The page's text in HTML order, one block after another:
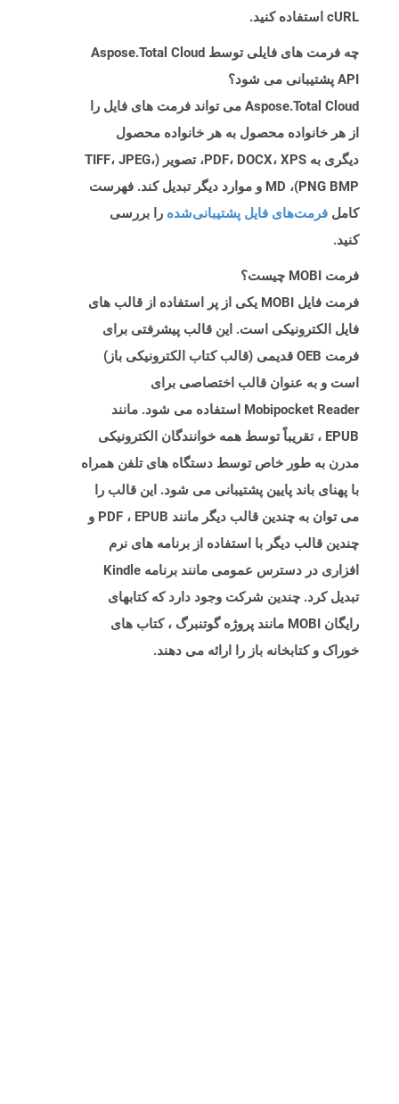
cURL استفاده کنید.
چه فرمت های فایلی توسط Aspose.Total Cloud
API پشتیبانی می شود؟
Aspose.Total Cloud می تواند فرمت های فایل را
از هر خانواده محصول به هر خانواده محصول
دیگری به PDF، DOCX، XPS، تصویر (TIFF، JPEG،
PNG BMP)، MD و موارد دیگر تبدیل کند. فهرست
کامل فرمت‌های فایل پشتیبانی‌شده را بررسی
کنید.
فرمت MOBI چیست؟
فرمت فایل MOBI یکی از پر استفاده از قالب های
فایل الکترونیکی است. این قالب پیشرفتی برای
فرمت OEB قدیمی (قالب کتاب الکترونیکی باز)
است و به عنوان قالب اختصاصی برای
Mobipocket Reader استفاده می شود. مانند
EPUB ، تقریباً توسط همه خوانندگان الکترونیکی
مدرن به طور خاص توسط دستگاه های تلفن همراه
با پهنای باند پایین پشتیبانی می شود. این قالب را
می توان به چندین قالب دیگر مانند PDF ، EPUB و
چندین قالب دیگر با استفاده از برنامه های نرم
افزاری در دسترس عمومی مانند برنامه Kindle
تبدیل کرد. چندین شرکت وجود دارد که کتابهای
رایگان MOBI مانند پروژه گوتنبرگ ، کتاب های
خوراک و کتابخانه باز را ارائه می دهند.